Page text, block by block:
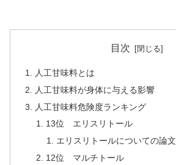
目次
人工甘味料とは
人工甘味料が身体に与える影響
人工甘味料危険度ランキング
13位 エリスリトール
エリスリトールについての論文
12位 マルチトール